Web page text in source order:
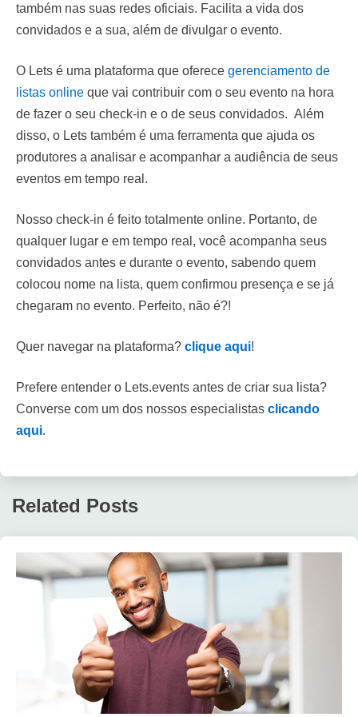
também nas suas redes oficiais. Facilita a vida dos
convidados e a sua, além de divulgar o evento.
O Lets é uma plataforma que oferece gerenciamento de
listas online que vai contribuir com o seu evento na hora
de fazer o seu check-in e o de seus convidados. Além
disso, o Lets também é uma ferramenta que ajuda os
produtores a analisar e acompanhar a audiência de seus
eventos em tempo real.
Nosso check-in é feito totalmente online. Portanto, de
qualquer lugar e em tempo real, você acompanha seus
convidados antes e durante o evento, sabendo quem
colocou nome na lista, quem confirmou presença e se já
chegaram no evento. Perfeito, não é?!
Quer navegar na plataforma? clique aqui!
Prefere entender o Lets.events antes de criar sua lista?
Converse com um dos nossos especialistas clicando
aqui.
Related Posts